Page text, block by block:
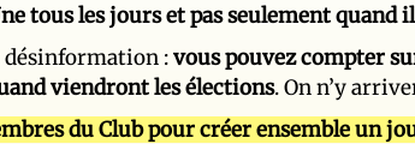
tous les jours et pas seulement quand
:vous pouvez compter
viendront les élections. On n’y
du Club pour créer ensemble un